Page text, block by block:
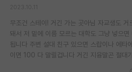
무조건 스테이! 거긴 가는 곳아님 자교생도 거
돼서 저 밑에 이름 모르는 대학도 그냥 넣으
됩니다 주변 설대 친구 있으면 스랍이나 에타
이면 100 다 말릴겁니다 거긴 지융말곤 절대